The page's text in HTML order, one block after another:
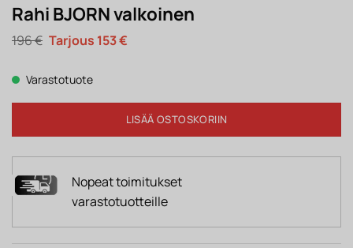
Rahi BJORN valkoinen
196€ Alkuperäinen
hinta
196 €.
153€Nykyinen
Varastotuote
LISÄÄ OSTOSKORIIN
Nopeat toimitukset
varastotuotteille